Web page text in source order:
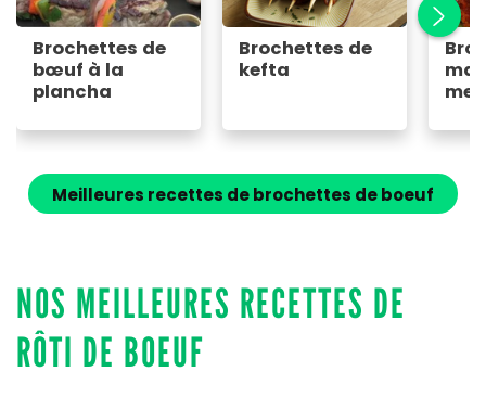
Brochettes de
bœuf à la
plancha
Brochettes de
kefta
Meilleures recettes de brochettes de boeuf
NOS MEILLEURES RECETTES DE
RÔTI DE BOEUF